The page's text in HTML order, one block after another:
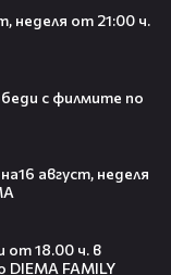
неделя от 21:00 ч.
с филмите по
август, неделя
от 18.00 ч. в
DIEMA FAMILY